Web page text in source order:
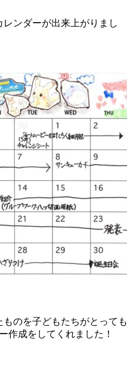
レンダーが出来上がりまし
ものを子どもたちがとっても
作成をしてくれました！